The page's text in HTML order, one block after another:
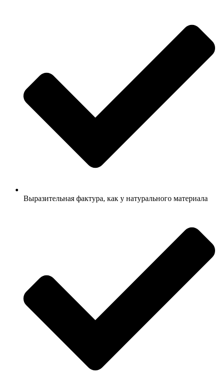
Выразительная фактура, как у натурального материала